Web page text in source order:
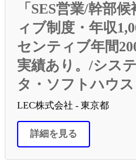
「SES営業/幹部
ィブ制度・年収
センティブ年間
実績あり。/シス
タ・ソフトハウス
LEC株式会社 - 東京都
詳細を見る